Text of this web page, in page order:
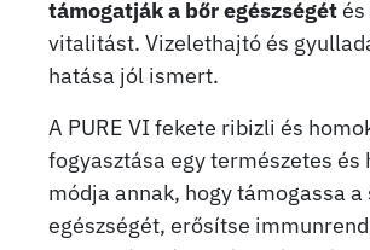
támogatják a bőr egészségétés
vitalitást. Vizelethajtó és
hatása jól ismert.
A PURE VI fekete ribizli és
fogyasztása egy természetes és
módja annak, hogy támogassa a
egészségét, erősítse